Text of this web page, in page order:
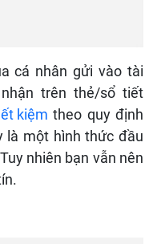
cá nhân gửi vào tài
trên thẻ/sổ tiết
kiệm theo quy định
là một hình thức đầu
nhiên bạn vẫn nên